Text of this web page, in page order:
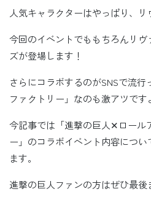
人気キャラクターはやっぱり、リ
今回のイベントでももちろんリヴ
ズが登場します！
さらにコラボするのがSNSで流
ファクトリー」なのも激アツです
今記事では「進撃の巨人✕ロール
ー」のコラボイベント内容につ
ます。
進撃の巨人ファンの方はぜひ最後